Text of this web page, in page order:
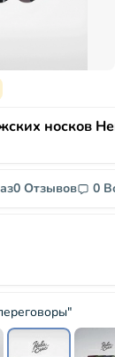
носков
0 Отзывов 0